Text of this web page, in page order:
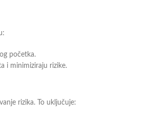
početka.
i minimiziraju rizike.
rizika. To uključuje: